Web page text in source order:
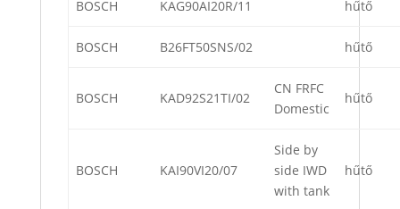
BOSCH KAG90AI20R/11 hűtő
BOSCH B26FT50SNS/02 hűtő
BOSCH KAD92S21TI/02
CN FRFC
Domestic
hűtő
BOSCH KAI90VI20/07
Side by
side IWD
with tank
hűtő